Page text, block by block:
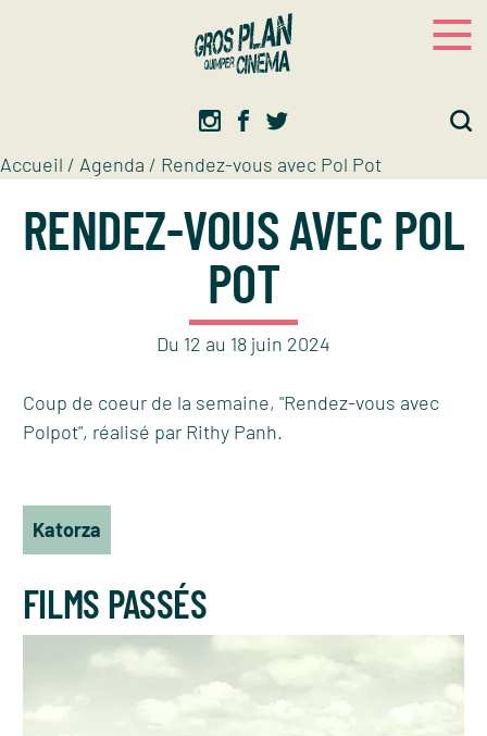
Accueil / Agenda / Rendez-vous avec Pol Pot
RENDEZ-VOUS AVEC POL
POT
Du 12 au 18 juin 2024
Coup de coeur de la semaine, "Rendez-vous avec
Polpot", réalisé par Rithy Panh.
Katorza
FILMS PASSÉS